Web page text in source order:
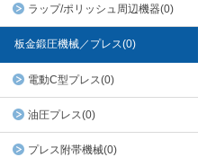
ラップ/ポリッシュ周辺機器(0)
板金鍛圧機械／プレス(0)
電動C型プレス(0)
油圧プレス(0)
プレス附帯機械(0)